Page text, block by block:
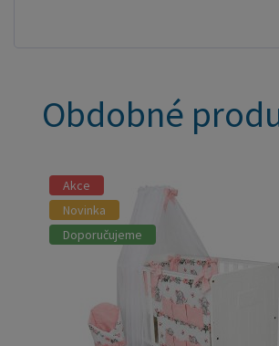
Obdobné
Akce
Novinka
Doporučujeme